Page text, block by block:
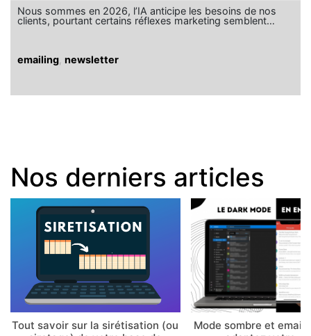
Nous sommes en 2026, l’IA anticipe les besoins de nos
clients, pourtant certains réflexes marketing semblent…
emailing newsletter
Nos derniers articles
Tout savoir sur la sirétisation (ou
Mode sombre et email